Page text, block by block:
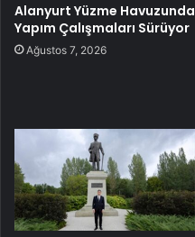
Alanyurt Yüzme Havuzunda
Yapım Çalışmaları Sürüyor
Ağustos 7, 2026